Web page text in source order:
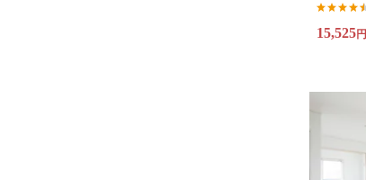
15,525円